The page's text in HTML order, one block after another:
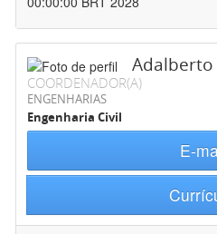
Adalberto
COORDENADOR(A)
ENGENHARIAS
Engenharia Civil
E-